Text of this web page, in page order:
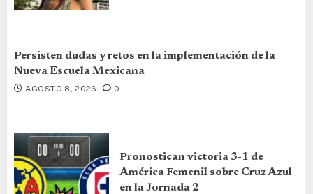
Persisten dudas y retos en la implementación de la
Nueva Escuela Mexicana
AGOSTO 8, 2026 0
Pronostican victoria 3-1 de
América Femenil sobre Cruz Azul
en la Jornada 2